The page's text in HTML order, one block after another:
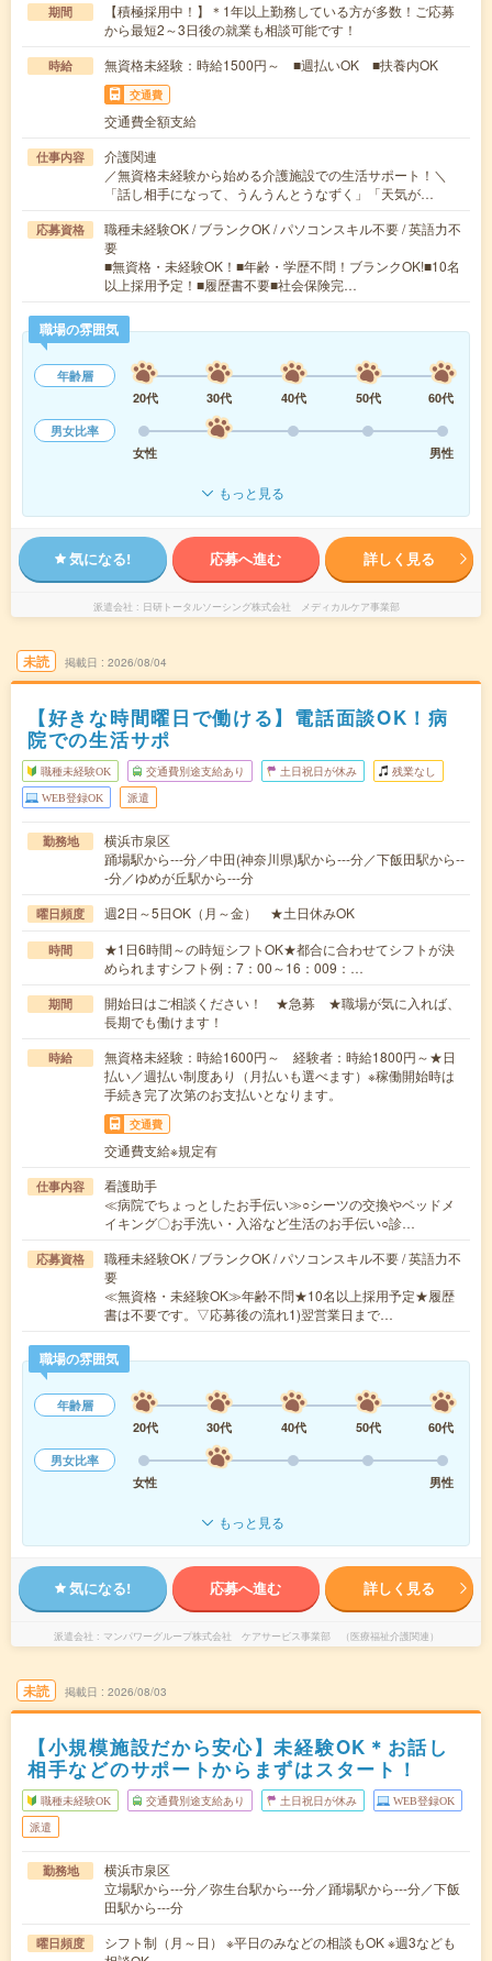
期間
【積極採用中！】＊1年以上勤務している方が多数！ご応募
から最短2～3日後の就業も相談可能です！
時給 無資格未経験：時給1500円～ ■週払いOK ■扶養内OK
交通費
交通費全額支給
仕事内容
介護関連
／無資格未経験から始める介護施設での生活サポート！＼
「話し相手になって、うんうんとうなずく」「天気が…
応募資格
職種未経験OK / ブランクOK / パソコンスキル不要 / 英語力不
要
■無資格・未経験OK！■年齢・学歴不問！ブランクOK!■10名
以上採用予定！■履歴書不要■社会保険完…
職場の雰囲気
年齢層
20代
30代 40代 50代
60代
男女比率
女性
男性
もっと見る
気になる! 応募へ進む 詳しく見る
派遣会社 日研トータルソーシング株式会社 メディカルケア事業部
未読 掲載日 2026/08/04
【好きな時間曜日で働ける】電話面談OK！病
院での生活サポ
職種未経験OK 交通費別途支給あり 土日祝日が休み 残業なし
WEB登録OK 派遣
勤務地
横浜市泉区
踊場駅から---分／中田(神奈川県)駅から---分／下飯田駅から--
-分／ゆめが丘駅から---分
曜日頻度 週2日～5日OK（月～金） ★土日休みOK
時間
★1日6時間～の時短シフトOK★都合に合わせてシフトが決
められますシフト例：7：00～16：009：…
期間
開始日はご相談ください！ ★急募 ★職場が気に入れば、
長期でも働けます！
時給
無資格未経験：時給1600円～ 経験者：時給1800円～★日
払い／週払い制度あり（月払いも選べます）※稼働開始時は
手続き完了次第のお支払いとなります。
交通費
交通費支給※規定有
仕事内容
看護助手
≪病院でちょっとしたお手伝い≫○シーツの交換やベッドメ
イキング〇お手洗い・入浴など生活のお手伝い○診…
応募資格
職種未経験OK / ブランクOK / パソコンスキル不要 / 英語力不
要
≪無資格・未経験OK≫年齢不問★10名以上採用予定★履歴
書は不要です。▽応募後の流れ1)翌営業日まで…
職場の雰囲気
年齢層
20代
30代 40代 50代
60代
男女比率
女性
男性
もっと見る
気になる! 応募へ進む 詳しく見る
派遣会社 マンパワーグループ株式会社 ケアサービス事業部 （医療福祉介護関連）
未読 掲載日 2026/08/03
【小規模施設だから安心】未経験OK＊お話し
相手などのサポートからまずはスタート！
職種未経験OK 交通費別途支給あり 土日祝日が休み WEB登録OK
派遣
勤務地
横浜市泉区
立場駅から---分／弥生台駅から---分／踊場駅から---分／下飯
田駅から---分
曜日頻度
シフト制（月～日） ※平日のみなどの相談もOK ※週3なども